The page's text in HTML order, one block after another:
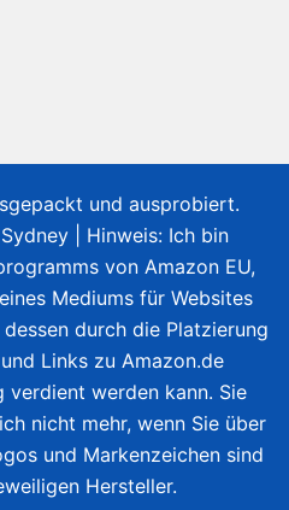
und ausprobiert.
Sydney | Hinweis: Ich bin
von Amazon EU,
Mediums für Websites
durch die Platzierung
Links zu Amazon.de
verdient werden kann. Sie
nicht mehr, wenn Sie über
und Markenzeichen sind
Hersteller.